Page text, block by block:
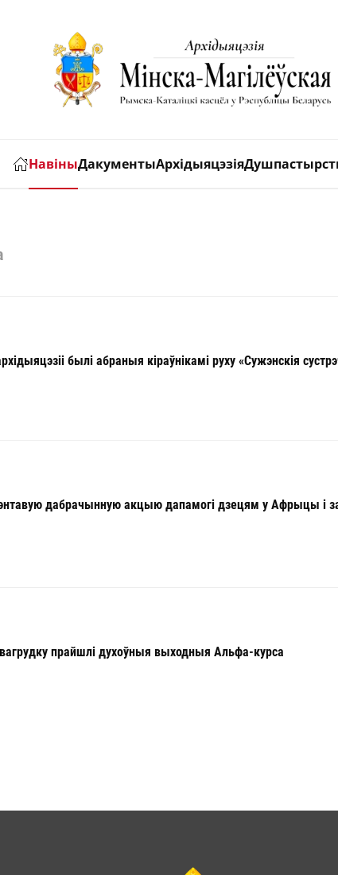
НавіныДакументыАрхідыяцэзія
былі абраныя кіраўнікамі руху «Сужэнскія
дабрачынную акцыю дапамогі дзецям у Афрыцы і
прайшлі духоўныя выходныя Альфа-курса